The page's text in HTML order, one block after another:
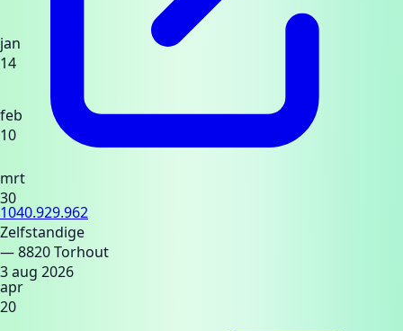
jan
14
feb
10
mrt
30
apr
20
1040.929.962
Zelfstandige
— 8820 Torhout
3 aug 2026